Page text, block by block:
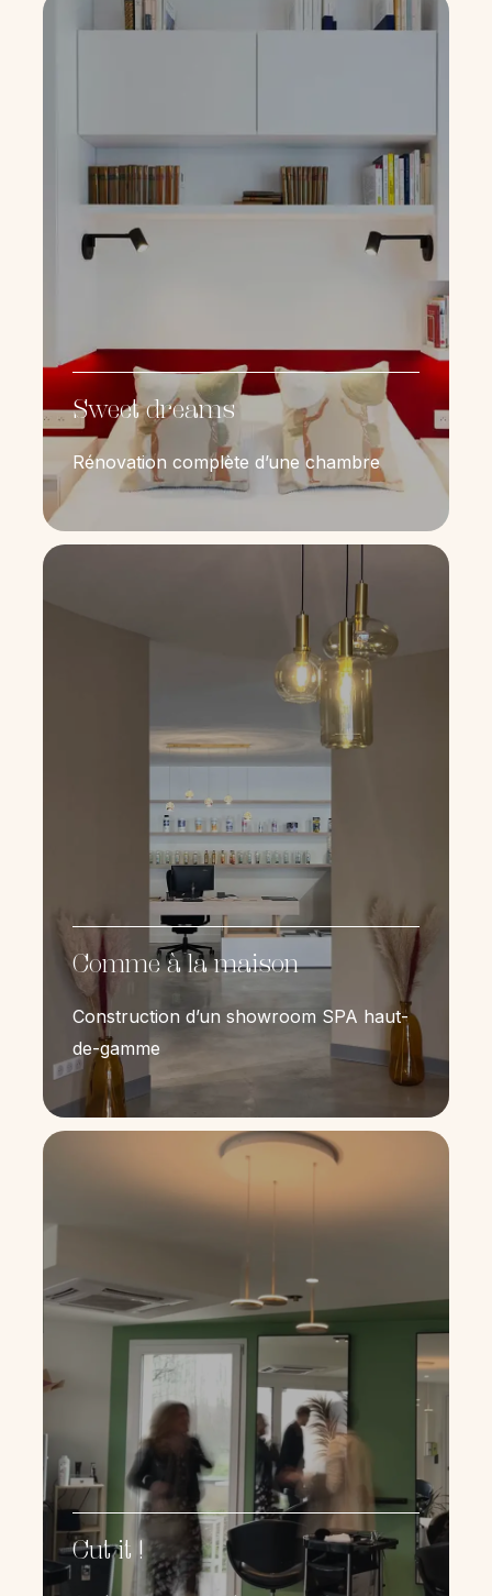
Sweet dreams
Rénovation complète d’une chambre
Comme à la maison
Construction d’un showroom SPA haut-
de-gamme
Cut it !